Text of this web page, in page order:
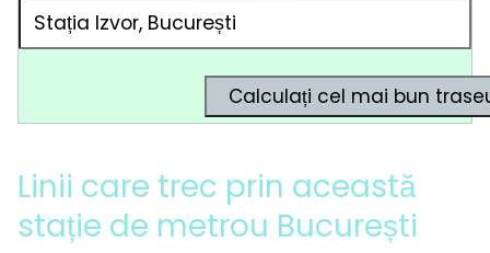
Linii care trec prin această
stație de metrou București